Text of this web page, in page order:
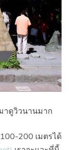
าดูวิวนานมาก
200 เมตรได้